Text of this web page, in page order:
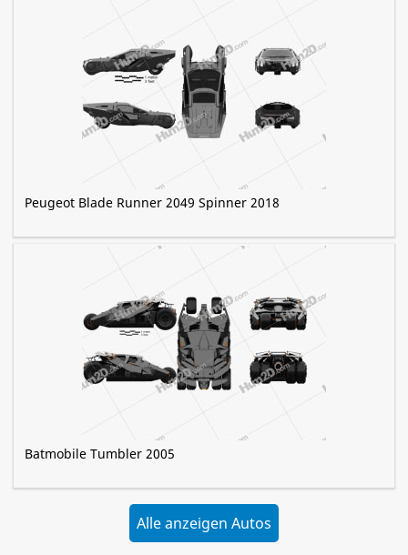
Peugeot Blade Runner 2049 Spinner 2018
Batmobile Tumbler 2005
Alle anzeigen Autos